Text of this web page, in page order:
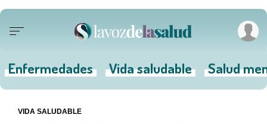
Enfermedades Vida saludable Salud
VIDA SALUDABLE